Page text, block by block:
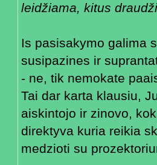
leidžiama, kitus
Is pasisakymo galima
susipazines ir
- ne, tik nemokate
Tai dar karta klausiu,
aiskintojo ir zinovo,
direktyva kuria reikia
medzioti su